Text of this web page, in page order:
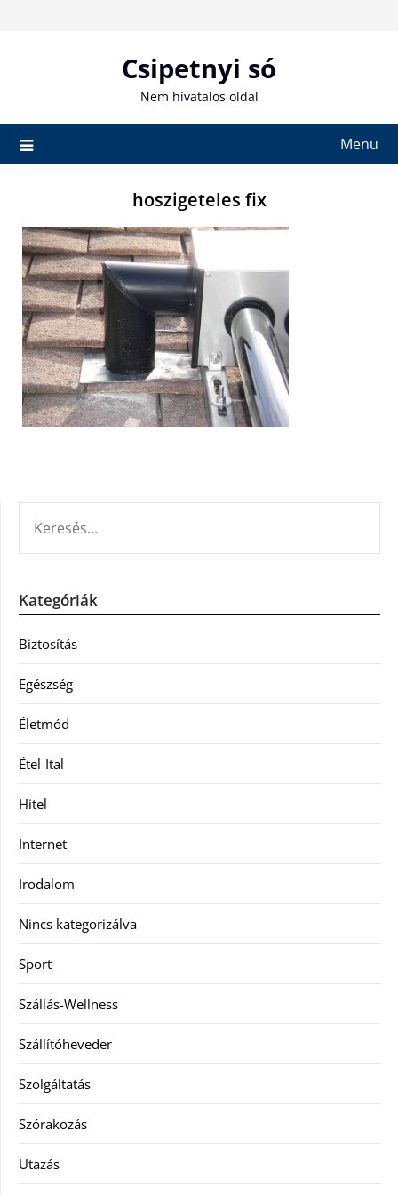
Csipetnyi só
Nem hivatalos oldal
Menu
hoszigeteles fix
Kategóriák
Biztosítás
Egészség
Életmód
Étel-Ital
Hitel
Internet
Irodalom
Nincs kategorizálva
Sport
Szállás-Wellness
Szállítóheveder
Szolgáltatás
Szórakozás
Utazás